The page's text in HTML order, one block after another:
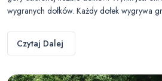
wygranych dołków. Każdy dołek wygrywa
Czytaj Dalej